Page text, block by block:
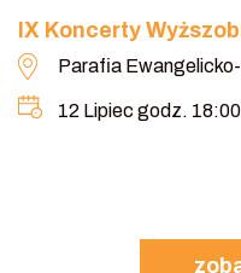
IX Koncerty
Parafia
12 Lipiec godz. 18:00